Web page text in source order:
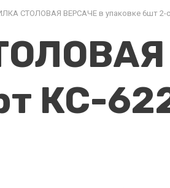
СТОЛОВАЯ ВЕРСАЧЕ в упаковке 6шт 2-
КС-